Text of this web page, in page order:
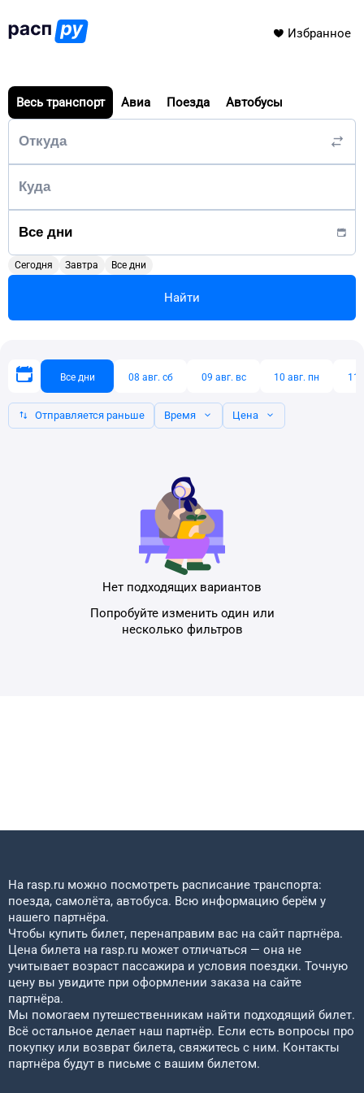
Избранное
Весь транспорт Авиа Поезда Автобусы
Сегодня Завтра Все дни
Найти
Все дни 08 авг. сб 09 авг. вс 10 авг. пн 11
Отправляется раньше Время Цена
Нет подходящих вариантов
Попробуйте изменить один или
несколько фильтров
На rasp.ru можно посмотреть расписание транспорта:
поезда, самолёта, автобуса. Всю информацию берём у
нашего партнёра.
Чтобы купить билет, перенаправим вас на сайт партнёра.
Цена билета на rasp.ru может отличаться — она не
учитывает возраст пассажира и условия поездки. Точную
цену вы увидите при оформлении заказа на сайте
партнёра.
Мы помогаем путешественникам найти подходящий билет.
Всё остальное делает наш партнёр. Если есть вопросы про
покупку или возврат билета, свяжитесь с ним. Контакты
партнёра будут в письме с вашим билетом.